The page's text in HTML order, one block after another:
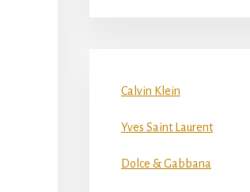
Calvin Klein
Yves Saint Laurent
Dolce & Gabbana